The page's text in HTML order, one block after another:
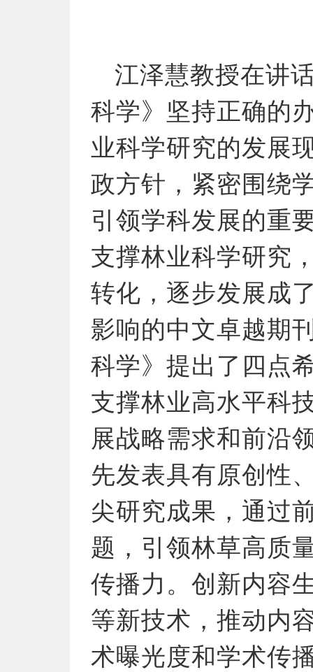
江泽慧教授在讲
科学》坚持正确的
业科学研究的发展
政方针，紧密围绕
引领学科发展的重
支撑林业科学研究
转化，逐步发展成
影响的中文卓越期
科学》提出了四点
支撑林业高水平科
展战略需求和前沿
先发表具有原创性
尖研究成果，通过
题，引领林草高质
传播力。创新内容
等新技术，推动内
术曝光度和学术传